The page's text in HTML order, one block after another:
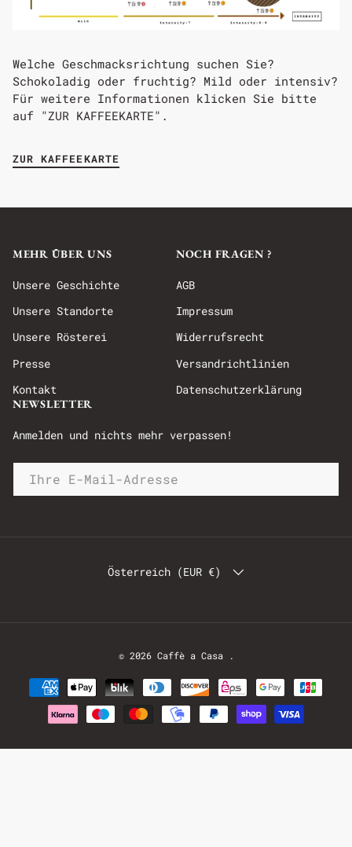
Welche Geschmacksrichtung suchen Sie?
Schokoladig oder fruchtig? Mild oder intensiv?
Für weitere Informationen klicken Sie bitte
auf "ZUR KAFFEEKARTE".
ZUR KAFFEEKARTE
MEHR ÜBER UNS
Unsere Geschichte
Unsere Standorte
Unsere Rösterei
Presse
Kontakt
NOCH FRAGEN ?
AGB
Impressum
Widerrufsrecht
Versandrichtlinien
Datenschutzerklärung
NEWSLETTER
Anmelden und nichts mehr verpassen!
Österreich (EUR €)
© 2026 Caffè a Casa .